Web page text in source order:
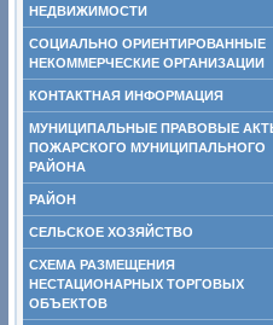
НЕДВИЖИМОСТИ
СОЦИАЛЬНО ОРИЕНТИРОВАННЫЕ
НЕКОММЕРЧЕСКИЕ ОРГАНИЗАЦИИ
КОНТАКТНАЯ ИНФОРМАЦИЯ
МУНИЦИПАЛЬНЫЕ ПРАВОВЫЕ
ПОЖАРСКОГО МУНИЦИПАЛЬНОГО
РАЙОНА
РАЙОН
СЕЛЬСКОЕ ХОЗЯЙСТВО
СХЕМА РАЗМЕЩЕНИЯ
НЕСТАЦИОНАРНЫХ ТОРГОВЫХ
ОБЪЕКТОВ